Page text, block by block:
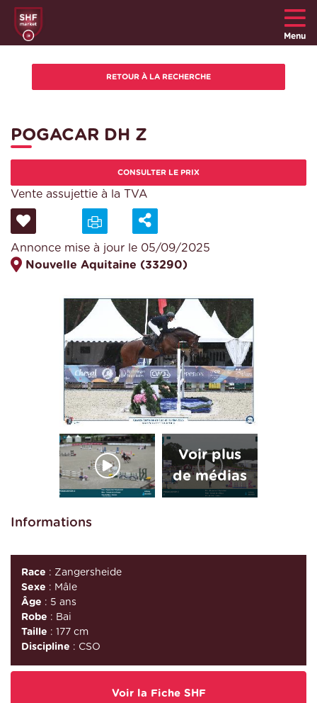
Menu
POGACAR DH Z
CONSULTER LE PRIX
Vente assujettie à la TVA
Annonce mise à jour le 05/09/2025
Nouvelle Aquitaine (33290)
Informations
Race : Zangersheide
Sexe : Mâle
Âge : 5 ans
Robe : Bai
Taille : 177 cm
Discipline : CSO
Voir la Fiche SHF